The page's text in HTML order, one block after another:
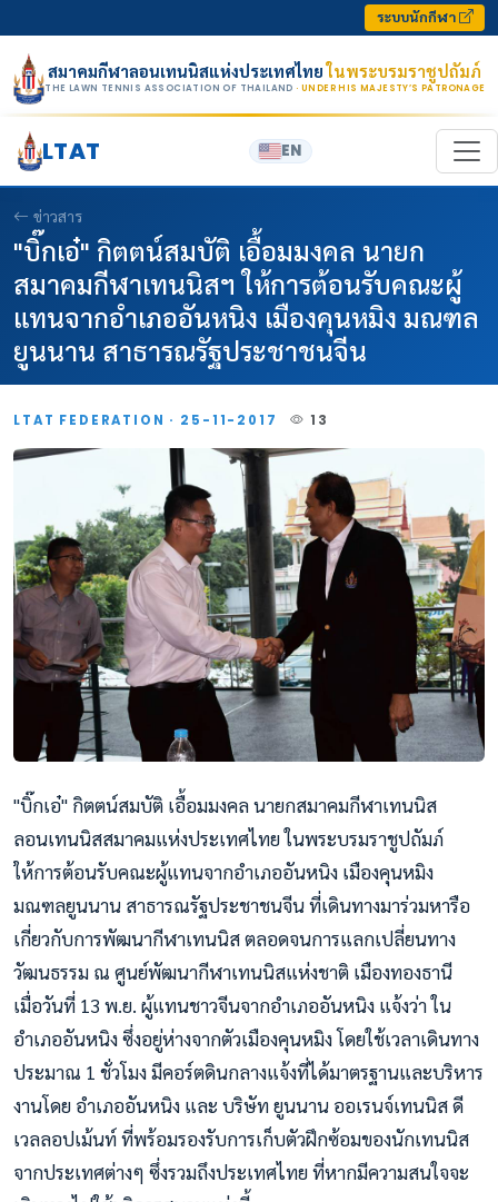
ระบบนักกีฬา
สมาคมกีฬาลอนเทนนิสแห่งประเทศไทยในพระบรมราชูปถัมภ์
THE LAWN TENNIS ASSOCIATION OF THAILAND · UNDER HIS MAJESTY’S PATRONAGE
LTAT EN
ข่าวสาร
"บิ๊กเอ๋" กิตตน์สมบัติ เอื้อมมงคล นายก
สมาคมกีฬาเทนนิสฯ ให้การต้อนรับคณะผู้
แทนจากอำเภออันหนิง เมืองคุนหมิง มณฑล
ยูนนาน สาธารณรัฐประชาชนจีน
LTAT FEDERATION · 25-11-2017 13
"บิ๊กเอ๋" กิตตน์สมบัติ เอื้อมมงคล นายกสมาคมกีฬาเทนนิส
ลอนเทนนิสสมาคมแห่งประเทศไทย ในพระบรมราชูปถัมภ์
ให้การต้อนรับคณะผู้แทนจากอำเภออันหนิง เมืองคุนหมิง
มณฑลยูนนาน สาธารณรัฐประชาชนจีน ที่เดินทางมาร่วมหารือ
เกี่ยวกับการพัฒนากีฬาเทนนิส ตลอดจนการแลกเปลี่ยนทาง
วัฒนธรรม ณ ศูนย์พัฒนากีฬาเทนนิสแห่งชาติ เมืองทองธานี
เมื่อวันที่ 13 พ.ย. ผู้แทนชาวจีนจากอำเภออันหนิง แจ้งว่า ใน
อำเภออันหนิง ซึ่งอยู่ห่างจากตัวเมืองคุนหมิง โดยใช้เวลาเดินทาง
ประมาณ 1 ชั่วโมง มีคอร์ตดินกลางแจ้งที่ได้มาตรฐานและบริหาร
งานโดย อำเภออันหนิง และ บริษัท ยูนนาน ออเรนจ์เทนนิส ดี
เวลลอปเม้นท์ ที่พร้อมรองรับการเก็บตัวฝึกซ้อมของนักเทนนิส
จากประเทศต่างๆ ซึ่งรวมถึงประเทศไทย ที่หากมีความสนใจจะ